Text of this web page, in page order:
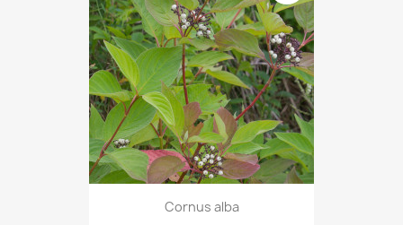
Cornus alba